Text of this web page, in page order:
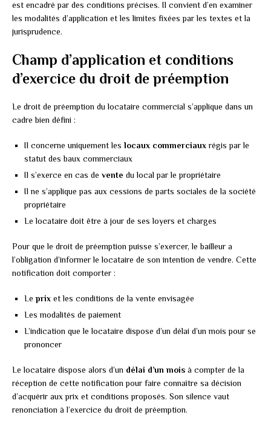
est encadré par des conditions précises. Il convient d’en examiner
les modalités d’application et les limites fixées par les textes et la
jurisprudence.
Champ d’application et conditions
d’exercice du droit de préemption
Le droit de préemption du locataire commercial s’applique dans un
cadre bien défini :
Il concerne uniquement les locaux commerciauxrégis par le
statut des baux commerciaux
Il s’exerce en cas de vente du local par le propriétaire
Il ne s’applique pas aux cessions de parts sociales de la société
propriétaire
Le locataire doit être à jour de ses loyers et charges
Pour que le droit de préemption puisse s’exercer, le bailleur a
l’obligation d’informer le locataire de son intention de vendre. Cette
notification doit comporter :
Le prix et les conditions de la vente envisagée
Les modalités de paiement
L’indication que le locataire dispose d’un délai d’un mois pour se
prononcer
Le locataire dispose alors d’un délai d’un mois à compter de la
réception de cette notification pour faire connaître sa décision
d’acquérir aux prix et conditions proposés. Son silence vaut
renonciation à l’exercice du droit de préemption.